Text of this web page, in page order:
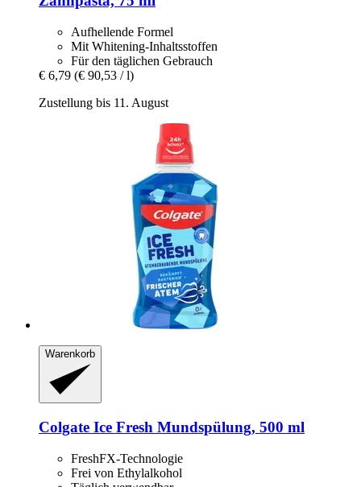
Aufhellende Formel
Mit Whitening-Inhaltsstoffen
Für den täglichen Gebrauch
€ 6,79 (€ 90,53 / l)
Zustellung bis 11. August
Warenkorb
Colgate Ice Fresh Mundspülung, 500 ml
FreshFX-Technologie
Frei von Ethylalkohol